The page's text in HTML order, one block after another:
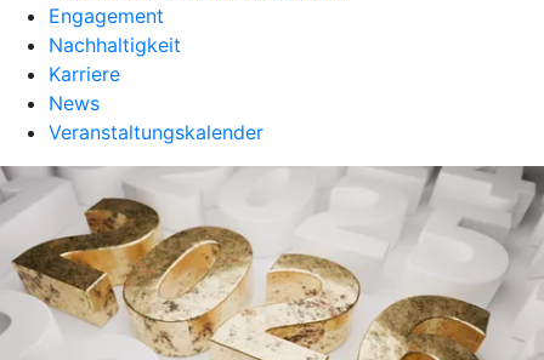
Engagement
Nachhaltigkeit
Karriere
News
Veranstaltungskalender